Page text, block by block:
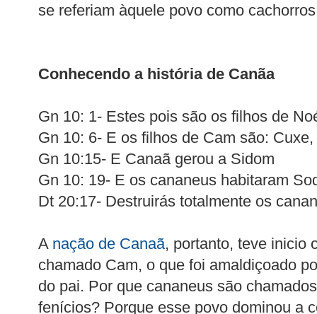
se referiam àquele povo como
Conhecendo a história de Canãa
Gn 10: 1- Estes pois são os filhos de
Gn 10: 6- E os filhos de Cam são:
Gn 10:15- E Canaã gerou a Sidom
Gn 10: 19- E os cananeus habitaram
Dt 20:17- Destruirás totalmente os
A nação de Canaã, portanto, teve inicio
chamado Cam, o que foi amaldiçoado
do pai. Por que cananeus são
fenícios? Porque esse povo dominou a